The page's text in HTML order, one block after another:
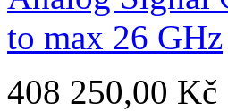
408 250,00 Kč